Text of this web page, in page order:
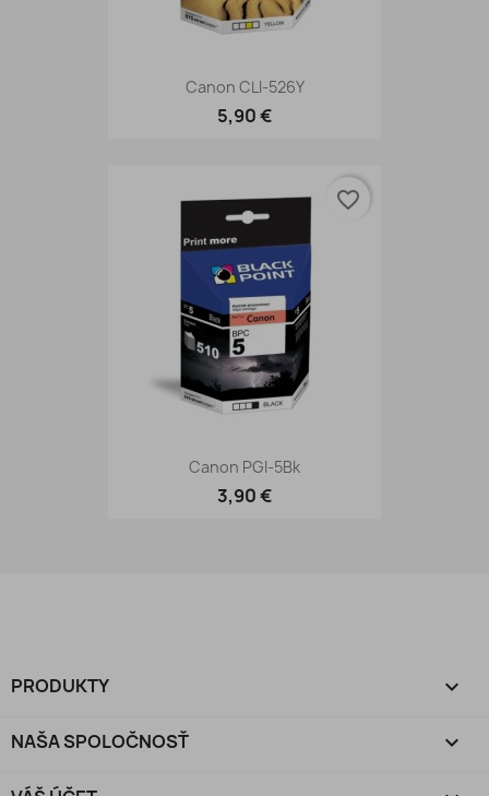
Canon CLI-526Y
5,90 €
Canon PGI-5Bk
3,90 €
favorite_border
PRODUKTY 
NAŠA SPOLOČNOSŤ 